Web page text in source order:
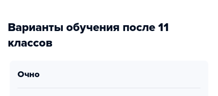
Варианты обучения после 11
классов
очно